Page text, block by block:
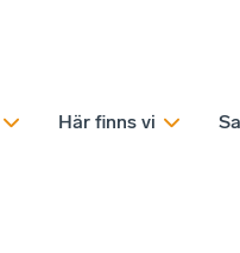
Här finns vi